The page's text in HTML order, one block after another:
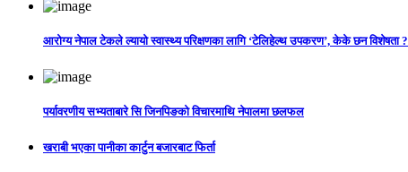
आरोग्य नेपाल टेकले ल्यायो स्वास्थ्य परिक्षणका लागि ‘टेलिहेल्थ उपकरण’, केके छन विशेषता ?
पर्यावरणीय सभ्यताबारे सि जिनपिङको विचारमाथि नेपालमा छलफल
खराबी भएका पानीका कार्टुन बजारबाट फिर्ता